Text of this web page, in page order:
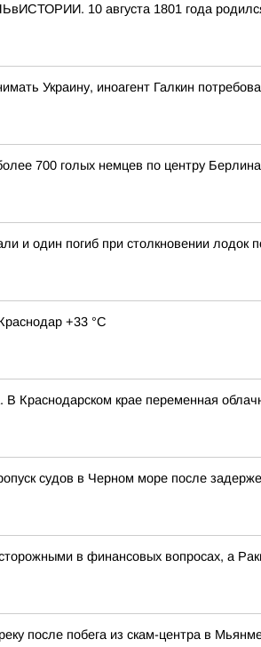
10 августа 1801 года
Украину, иноагент Галкин
700 голых немцев по центру Берлина
и один погиб при столкновении лодок
+33 °С
В Краснодарском крае переменная
судов в Черном море после
в финансовых вопросах, а
после побега из скам-центра в